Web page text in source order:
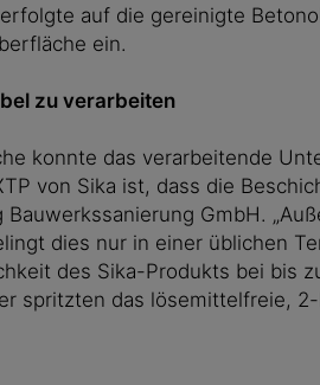
auf die gereinigte
ein.
zu verarbeiten
konnte das verarbeitende
von Sika ist, dass die
GmbH.
dies nur in einer üblichen
des Sika-Produkts bei bis
spritzten das lösemittelfreie,